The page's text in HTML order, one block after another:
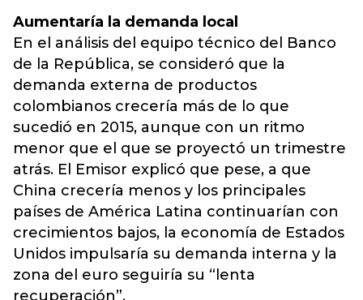
Aumentaría la demanda local
En el análisis del equipo técnico del Banco
de la República, se consideró que la
demanda externa de productos
colombianos crecería más de lo que
sucedió en 2015, aunque con un ritmo
menor que el que se proyectó un trimestre
atrás. El Emisor explicó que pese, a que
China crecería menos y los principales
países de América Latina continuarían con
crecimientos bajos, la economía de Estados
Unidos impulsaría su demanda interna y la
zona del euro seguiría su “lenta
recuperación”.